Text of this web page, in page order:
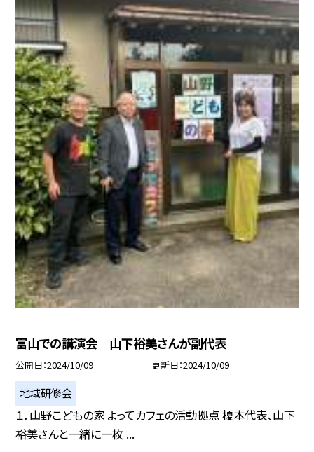
富山での講演会 山下裕美さんが副代表
公開日 2024/10/09 更新日 2024/10/09
地域研修会
１．山野こどもの家 よってカフェの活動拠点 榎本代表、山下
裕美さんと一緒に一枚 ...